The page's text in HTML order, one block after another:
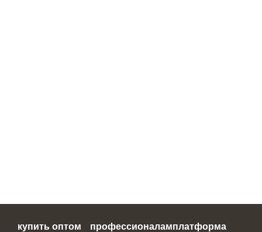
купить оптом профессионаламплатформа